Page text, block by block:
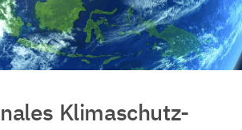
Klimaschutz-